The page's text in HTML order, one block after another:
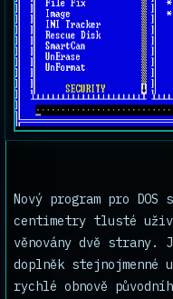
Nový program pro
centimetry tlusté
věnovány dvě strany.
doplněk
rychlé obnově